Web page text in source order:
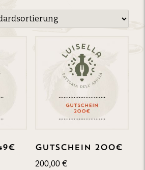
Gutschein 200€
200,00 €